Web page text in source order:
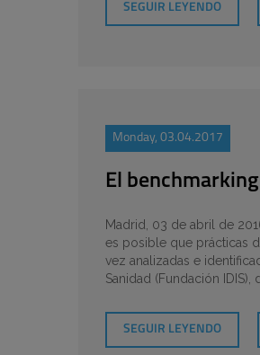
SEGUIR LEYENDO
Monday, 03.04.2017
El
Madrid, 03 de abril de
es posible que prácticas
vez analizadas e
Sanidad (Fundación
SEGUIR LEYENDO